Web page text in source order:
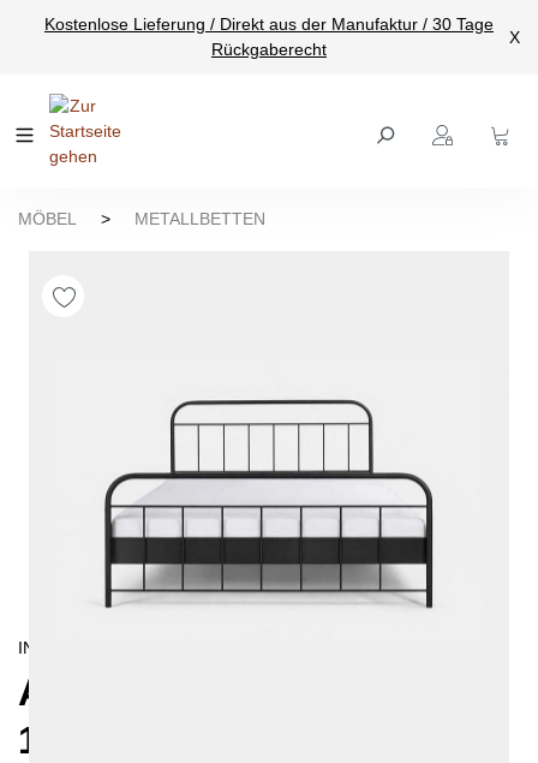
springen
Kostenlose Lieferung / Direkt aus der Manufaktur / 30 Tage
Rückgaberecht
X
MÖBEL > METALLBETTEN
INDUSTRIAL/
AVOS METALLBETT
140X200 CM